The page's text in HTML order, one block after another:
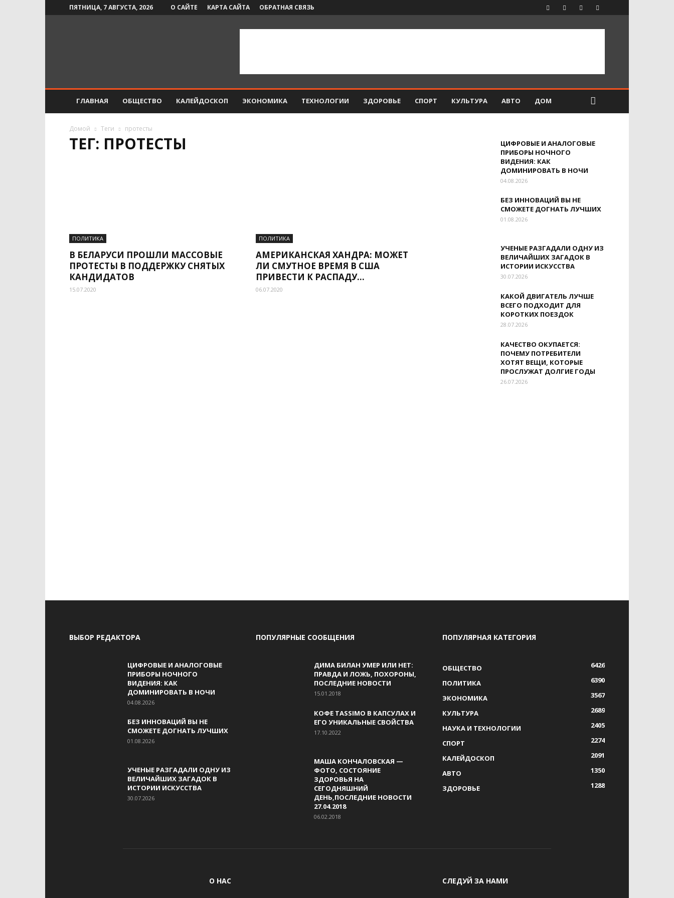
ПЯТНИЦА, 7 АВГУСТА, 2026 О САЙТЕ КАРТА САЙТА ОБРАТНАЯ СВЯЗЬ
ГЛАВНАЯ ОБЩЕСТВО КАЛЕЙДОСКОП ЭКОНОМИКА ТЕХНОЛОГИИ ЗДОРОВЬЕ СПОРТ КУЛЬТУРА АВТО ДОМ
Домой Теги протесты
ТЕГ: ПРОТЕСТЫ
ПОЛИТИКА
В БЕЛАРУСИ ПРОШЛИ МАССОВЫЕ
ПРОТЕСТЫ В ПОДДЕРЖКУ СНЯТЫХ
КАНДИДАТОВ
15.07.2020
ПОЛИТИКА
АМЕРИКАНСКАЯ ХАНДРА: МОЖЕТ
ЛИ СМУТНОЕ ВРЕМЯ В США
ПРИВЕСТИ К РАСПАДУ...
06.07.2020
ЦИФРОВЫЕ И АНАЛОГОВЫЕ
ПРИБОРЫ НОЧНОГО
ВИДЕНИЯ: КАК
ДОМИНИРОВАТЬ В НОЧИ
04.08.2026
БЕЗ ИННОВАЦИЙ ВЫ НЕ
СМОЖЕТЕ ДОГНАТЬ ЛУЧШИХ
01.08.2026
УЧЕНЫЕ РАЗГАДАЛИ ОДНУ ИЗ
ВЕЛИЧАЙШИХ ЗАГАДОК В
ИСТОРИИ ИСКУССТВА
30.07.2026
КАКОЙ ДВИГАТЕЛЬ ЛУЧШЕ
ВСЕГО ПОДХОДИТ ДЛЯ
КОРОТКИХ ПОЕЗДОК
28.07.2026
КАЧЕСТВО ОКУПАЕТСЯ:
ПОЧЕМУ ПОТРЕБИТЕЛИ
ХОТЯТ ВЕЩИ, КОТОРЫЕ
ПРОСЛУЖАТ ДОЛГИЕ ГОДЫ
26.07.2026
ВЫБОР РЕДАКТОРА
ЦИФРОВЫЕ И АНАЛОГОВЫЕ
ПРИБОРЫ НОЧНОГО
ВИДЕНИЯ: КАК
ДОМИНИРОВАТЬ В НОЧИ
04.08.2026
БЕЗ ИННОВАЦИЙ ВЫ НЕ
СМОЖЕТЕ ДОГНАТЬ ЛУЧШИХ
01.08.2026
УЧЕНЫЕ РАЗГАДАЛИ ОДНУ ИЗ
ВЕЛИЧАЙШИХ ЗАГАДОК В
ИСТОРИИ ИСКУССТВА
30.07.2026
ПОПУЛЯРНЫЕ СООБЩЕНИЯ
ДИМА БИЛАН УМЕР ИЛИ НЕТ:
ПРАВДА И ЛОЖЬ, ПОХОРОНЫ,
ПОСЛЕДНИЕ НОВОСТИ
15.01.2018
КОФЕ TASSIMO В КАПСУЛАХ И
ЕГО УНИКАЛЬНЫЕ СВОЙСТВА
17.10.2022
МАША КОНЧАЛОВСКАЯ —
ФОТО, СОСТОЯНИЕ
ЗДОРОВЬЯ НА
СЕГОДНЯШНИЙ
ДЕНЬ,ПОСЛЕДНИЕ НОВОСТИ
27.04.2018
06.02.2018
ПОПУЛЯРНАЯ КАТЕГОРИЯ
ОБЩЕСТВО
6426
ПОЛИТИКА
6390
ЭКОНОМИКА
3567
КУЛЬТУРА
2689
НАУКА И ТЕХНОЛОГИИ
2405
СПОРТ
2274
КАЛЕЙДОСКОП
2091
АВТО
1350
ЗДОРОВЬЕ
1288
О НАС СЛЕДУЙ ЗА НАМИ